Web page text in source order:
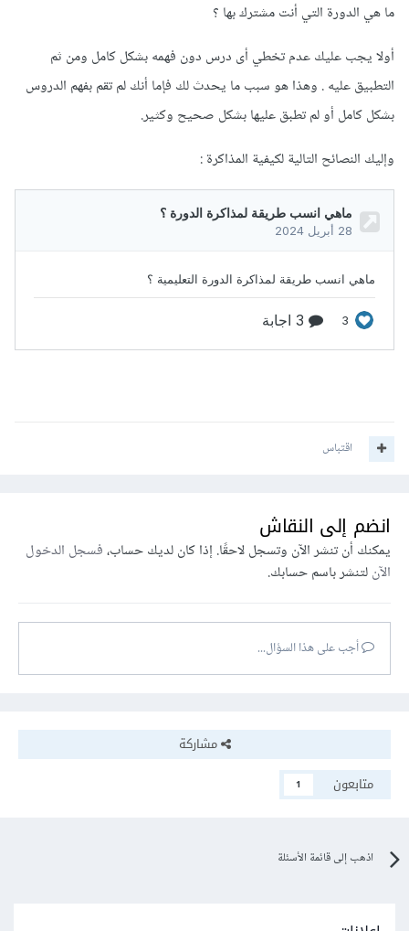
ما هي الدورة التي أنت مشترك بها ؟
أولا يجب عليك عدم تخطي أى درس دون فهمه بشكل كامل ومن ثم
التطبيق عليه . وهذا هو سبب ما يحدث لك فإما أنك لم تقم بفهم الدروس
بشكل كامل أو لم تطبق عليها بشكل صحيح وكثير.
وإليك النصائح التالية لكيفية المذاكرة
اقتباس
انضم إلى النقاش
يمكنك أن تنشر الآن وتسجل لاحقًا. إذا كان لديك حساب،فسجل الدخول
الآنلتنشر باسم حسابك.
أجب على هذا السؤال...
مشاركة
متابعون
1
اذهب إلى قائمة الأسئلة